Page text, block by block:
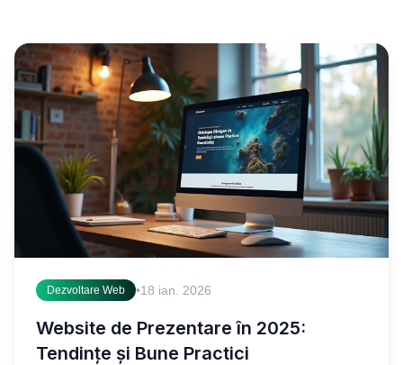
Dezvoltare Web •18 ian. 2026
Website de Prezentare în 2025:
Tendințe și Bune Practici